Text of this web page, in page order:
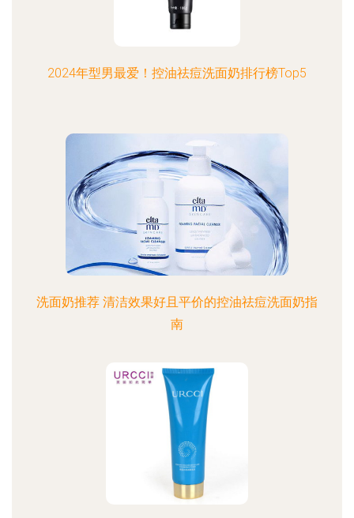
2024年型男最爱！控油祛痘洗面奶排行榜Top5
洗面奶推荐 清洁效果好且平价的控油祛痘洗面奶指
南